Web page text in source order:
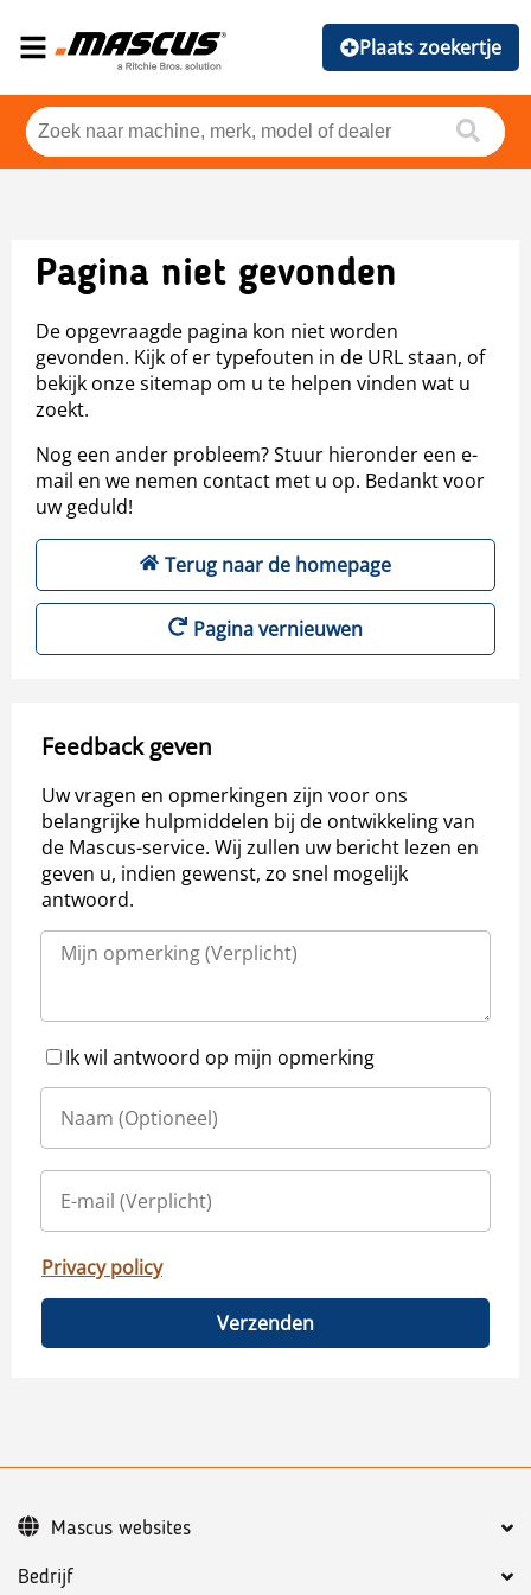
Plaats zoekertje
Pagina niet gevonden
De opgevraagde pagina kon niet worden
gevonden. Kijk of er typefouten in de URL staan, of
bekijk onze sitemap om u te helpen vinden wat u
zoekt.
Nog een ander probleem? Stuur hieronder een e-
mail en we nemen contact met u op. Bedankt voor
uw geduld!
Terug naar de homepage
Pagina vernieuwen
Feedback geven
Uw vragen en opmerkingen zijn voor ons
belangrijke hulpmiddelen bij de ontwikkeling van
de Mascus-service. Wij zullen uw bericht lezen en
geven u, indien gewenst, zo snel mogelijk
antwoord.
Ik wil antwoord op mijn opmerking
Privacy policy
Verzenden
Bedrijf
Mascus websites